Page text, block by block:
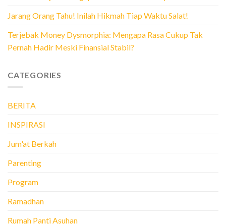
Jarang Orang Tahu! Inilah Hikmah Tiap Waktu Salat!
Terjebak Money Dysmorphia: Mengapa Rasa Cukup Tak
Pernah Hadir Meski Finansial Stabil?
CATEGORIES
BERITA
INSPIRASI
Jum'at Berkah
Parenting
Program
Ramadhan
Rumah Panti Asuhan